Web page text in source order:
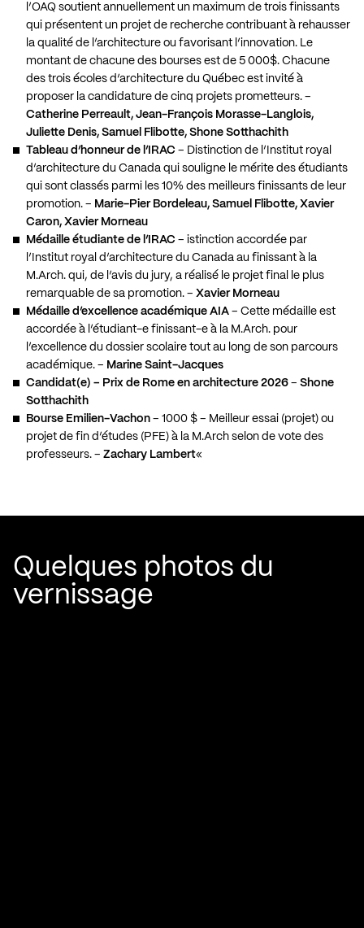
l’OAQ soutient annuellement un maximum de trois finissants
qui présentent un projet de recherche contribuant à rehausser
la qualité de l’architecture ou favorisant l’innovation. Le
montant de chacune des bourses est de 5 000$. Chacune
des trois écoles d’architecture du Québec est invité à
proposer la candidature de cinq projets prometteurs. –
Catherine Perreault, Jean-François Morasse-Langlois,
Juliette Denis, Samuel Flibotte, Shone Sotthachith
Tableau d’honneur de l’IRAC – Distinction de l’Institut royal
d’architecture du Canada qui souligne le mérite des étudiants
qui sont classés parmi les 10% des meilleurs finissants de leur
promotion. – Marie-Pier Bordeleau, Samuel Flibotte, Xavier
Caron, Xavier Morneau
Médaille étudiante de l’IRAC – istinction accordée par
l’Institut royal d’architecture du Canada au finissant à la
M.Arch. qui, de l’avis du jury, a réalisé le projet final le plus
remarquable de sa promotion. – Xavier Morneau
Médaille d’excellence académique AIA – Cette médaille est
accordée à l’étudiant-e finissant-e à la M.Arch. pour
l’excellence du dossier scolaire tout au long de son parcours
académique. – Marine Saint-Jacques
Candidat(e) – Prix de Rome en architecture 2026 – Shone
Sotthachith
Bourse Emilien-Vachon – 1000 $ – Meilleur essai (projet) ou
projet de fin d’études (PFE) à la M.Arch selon de vote des
professeurs. – Zachary Lambert«
Quelques photos du
vernissage